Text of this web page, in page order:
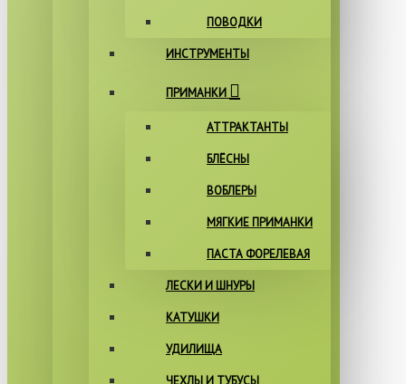
ПОВОДКИ
ИНСТРУМЕНТЫ
ПРИМАНКИ
АТТРАКТАНТЫ
БЛЁСНЫ
ВОБЛЕРЫ
МЯГКИЕ ПРИМАНКИ
ПАСТА ФОРЕЛЕВАЯ
ЛЕСКИ И ШНУРЫ
КАТУШКИ
УДИЛИЩА